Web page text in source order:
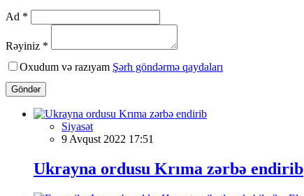
Ad *
Rəyiniz *
Oxudum və razıyam Şərh göndərmə qaydaları
Göndər
Siyasət
9 Avqust 2022 17:51
Ukrayna ordusu Krıma zərbə endirib